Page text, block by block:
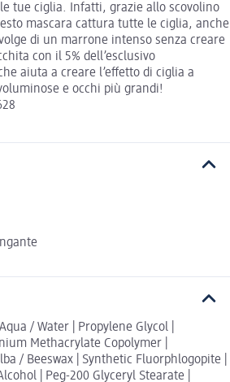
tue ciglia. Infatti, grazie allo scovolino
mascara cattura tutte le ciglia, anche
di un marrone intenso senza creare
con il 5% dell’esclusivo
che aiuta a creare l’effetto di ciglia a
e occhi più grandi!
/ Water | Propylene Glycol |
Methacrylate Copolymer |
/ Beeswax | Synthetic Fluorphlogopite |
| Peg-200 Glyceryl Stearate |